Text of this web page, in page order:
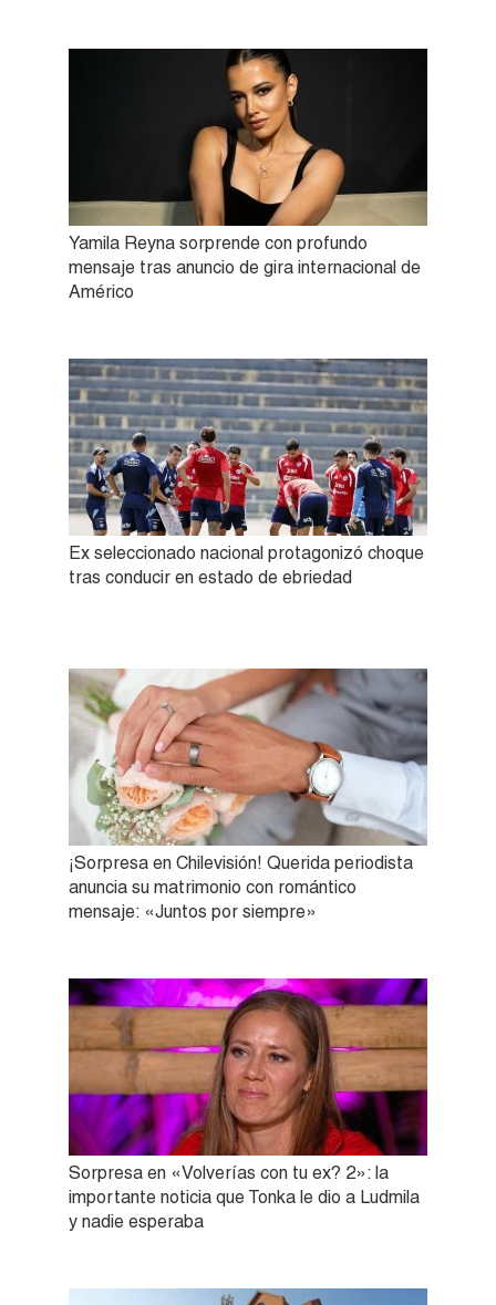
Yamila Reyna sorprende con profundo
mensaje tras anuncio de gira internacional de
Américo
Ex seleccionado nacional protagonizó choque
tras conducir en estado de ebriedad
¡Sorpresa en Chilevisión! Querida periodista
anuncia su matrimonio con romántico
mensaje: «Juntos por siempre»
Sorpresa en «Volverías con tu ex? 2»: la
importante noticia que Tonka le dio a Ludmila
y nadie esperaba